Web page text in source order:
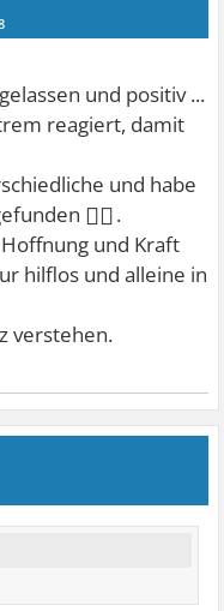
und positiv ...
reagiert, damit
und habe
😮‍💨.
und Kraft
hilflos und alleine in
verstehen.